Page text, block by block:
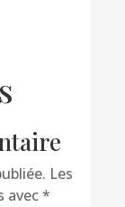
Les
avec*